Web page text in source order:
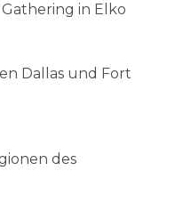
Gathering in Elko
Dallas und Fort
des